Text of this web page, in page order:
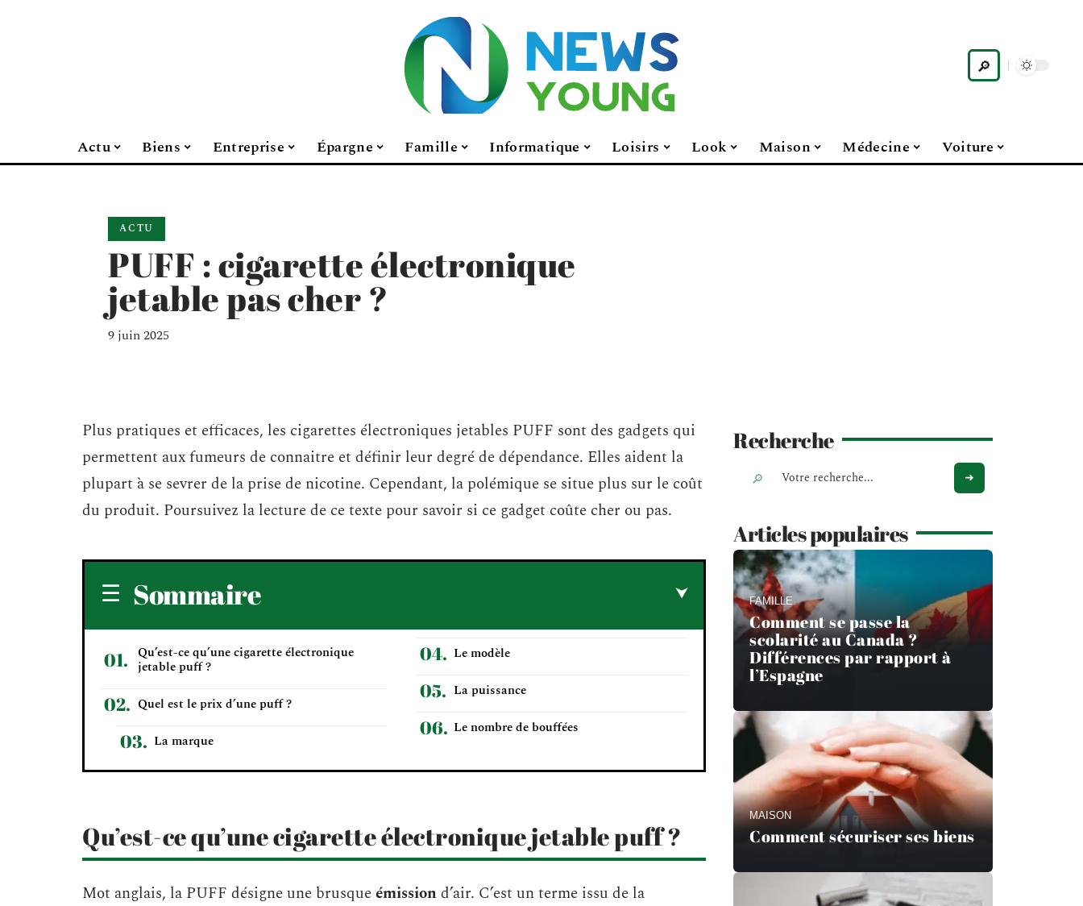
Actu Biens Entreprise Épargne Famille Informatique Loisirs Look Maison Médecine Voiture
ACTU
PUFF : cigarette électronique
jetable pas cher ?
9 juin 2025
Plus pratiques et efficaces, les cigarettes électroniques jetables PUFF sont des gadgets qui
permettent aux fumeurs de connaitre et définir leur degré de dépendance. Elles aident la
plupart à se sevrer de la prise de nicotine. Cependant, la polémique se situe plus sur le coût
du produit. Poursuivez la lecture de ce texte pour savoir si ce gadget coûte cher ou pas.
Sommaire
Qu’est-ce qu’une cigarette électronique
jetable puff ?
Quel est le prix d’une puff ?
La marque
Le modèle
La puissance
Le nombre de bouffées
Qu’est-ce qu’une cigarette électronique jetable puff ?
Mot anglais, la PUFF désigne une brusqueémissiond’air. C’est un terme issu de la
Recherche
Articles populaires
FAMILLE
Comment se passe la
scolarité au Canada ?
Différences par rapport à
l’Espagne
MAISON
Comment sécuriser ses biens